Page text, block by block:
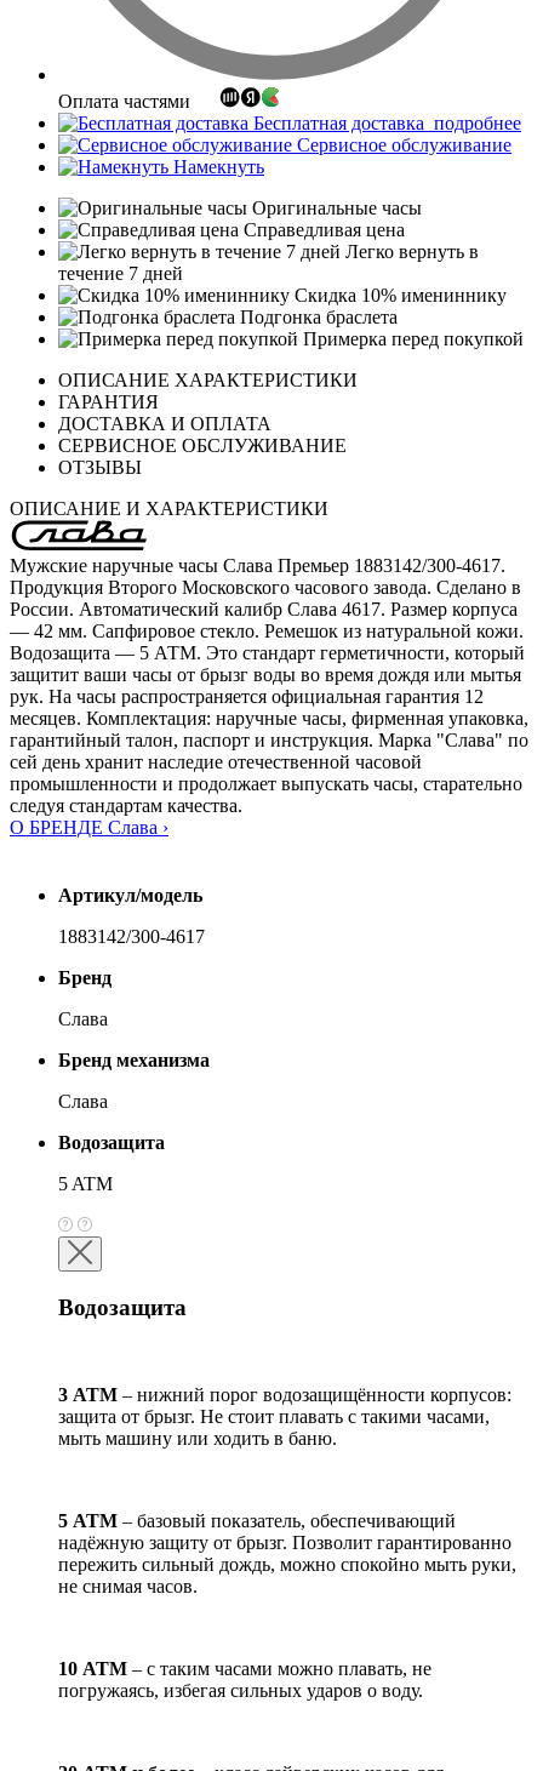
Оплата частями
Бесплатная доставка подробнее
Сервисное обслуживание
Намекнуть
Оригинальные часы
Справедливая цена
Легко вернуть в
течение 7 дней
Скидка 10% имениннику
Подгонка браслета
Примерка перед покупкой
ОПИСАНИЕ ХАРАКТЕРИСТИКИ
ГАРАНТИЯ
ДОСТАВКА И ОПЛАТА
СЕРВИСНОЕ ОБСЛУЖИВАНИЕ
ОТЗЫВЫ
ОПИСАНИЕ И ХАРАКТЕРИСТИКИ
Мужские наручные часы Слава Премьер 1883142/300-4617.
Продукция Второго Московского часового завода. Сделано в
России. Автоматический калибр Слава 4617. Размер корпуса
— 42 мм. Сапфировое стекло. Ремешок из натуральной кожи.
Водозащита — 5 АТМ. Это стандарт герметичности, который
защитит ваши часы от брызг воды во время дождя или мытья
рук. На часы распространяется официальная гарантия 12
месяцев. Комплектация: наручные часы, фирменная упаковка,
гарантийный талон, паспорт и инструкция. Марка "Слава" по
сей день хранит наследие отечественной часовой
промышленности и продолжает выпускать часы, старательно
следуя стандартам качества.
О БРЕНДЕ Слава ›
Артикул/модель
1883142/300-4617
Бренд
Слава
Бренд механизма
Слава
Водозащита
5 ATM
Водозащита
3 АТМ – нижний порог водозащищённости корпусов:
защита от брызг. Не стоит плавать с такими часами,
мыть машину или ходить в баню.
5 АТМ – базовый показатель, обеспечивающий
надёжную защиту от брызг. Позволит гарантированно
пережить сильный дождь, можно спокойно мыть руки,
не снимая часов.
10 АТМ – с таким часами можно плавать, не
погружаясь, избегая сильных ударов о воду.